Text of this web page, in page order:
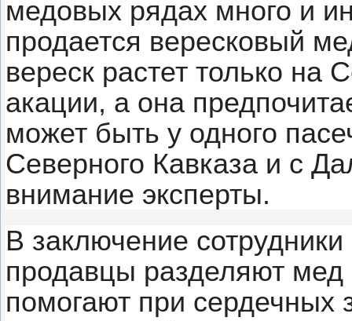
медовых рядах много и
продается вересковый
вереск растет только
акации, а она
может быть у одного
Северного Кавказа и с
внимание эксперты.
В заключение
продавцы разделяют
помогают при сердечных